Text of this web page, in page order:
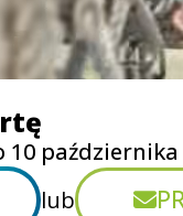
października
lub